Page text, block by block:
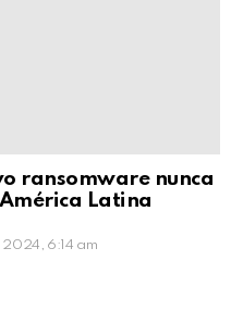
ransomware nunca
Latina
2024, 6:14 am